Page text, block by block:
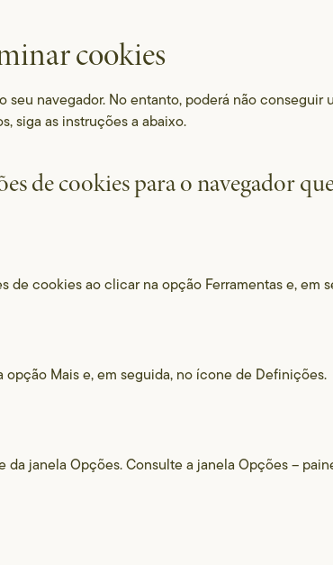
cookies
navegador. No entanto, poderá não
siga as instruções a abaixo.
de cookies para o navegador
cookies ao clicar na opção Ferramentas e, em
Mais e, em seguida, no ícone de Definições.
janela Opções. Consulte a janela Opções –